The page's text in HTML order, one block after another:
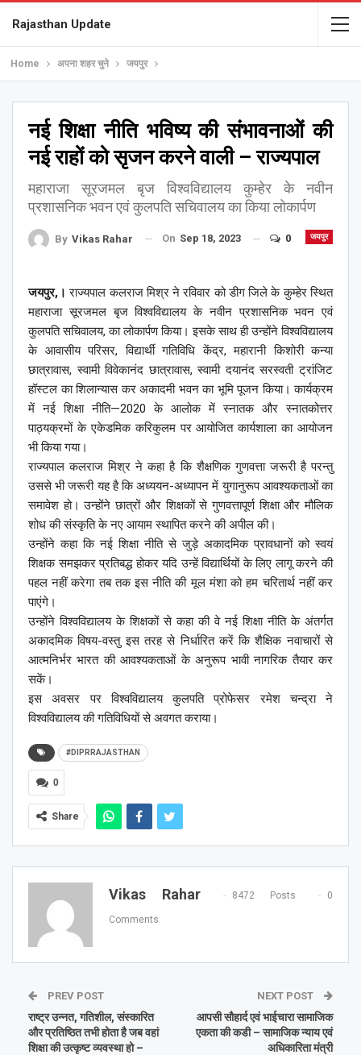
Rajasthan Update
Home अपना शहर चुने जयपुर
नई शिक्षा नीति भविष्य की संभावनाओं की
नई राहों को सृजन करने वाली – राज्यपाल
महाराजा सूरजमल बृज विश्वविद्यालय कुम्हेर के नवीन
प्रशासनिक भवन एवं कुलपति सचिवालय का किया लोकार्पण
जयपुर
By Vikas Rahar On Sep 18, 2023 0
जयपुर,। राज्यपाल कलराज मिश्र ने रविवार को डीग जिले के कुम्हेर स्थित
महाराजा सूरजमल बृज विश्वविद्यालय के नवीन प्रशासनिक भवन एवं
कुलपति सचिवालय, का लोकार्पण किया। इसके साथ ही उन्होंने विश्वविद्यालय
के आवासीय परिसर, विद्यार्थी गतिविधि केंद्र, महारानी किशोरी कन्या
छात्रावास, स्वामी विवेकानंद छात्रावास, स्वामी दयानंद सरस्वती ट्रांजिट
हॉस्टल का शिलान्यास कर अकादमी भवन का भूमि पूजन किया। कार्यक्रम
में नई शिक्षा नीति—2020 के आलोक में स्नातक और स्नातकोत्तर
पाठ्यक्रमों के एकेडमिक करिकुलम पर आयोजित कार्यशाला का आयोजन
भी किया गया।
राज्यपाल कलराज मिश्र ने कहा है कि शैक्षणिक गुणवत्ता जरूरी है परन्तु
उससे भी जरूरी यह है कि अध्ययन-अध्यापन में युगानुरूप आवश्यकताओं का
समावेश हो। उन्होंने छात्रों और शिक्षकों से गुणवत्तापूर्ण शिक्षा और मौलिक
शोध की संस्कृति के नए आयाम स्थापित करने की अपील की।
उन्होंने कहा कि नई शिक्षा नीति से जुड़े अकादमिक प्रावधानों को स्वयं
शिक्षक समझकर प्रतिबद्ध होकर यदि उन्हें विद्यार्थियों के लिए लागू करने की
पहल नहीं करेगा तब तक इस नीति की मूल मंशा को हम चरितार्थ नहीं कर
पाएंगे।
उन्होंने विश्वविद्यालय के शिक्षकों से कहा की वे नई शिक्षा नीति के अंतर्गत
अकादमिक विषय-वस्तु इस तरह से निर्धारित करें कि शैक्षिक नवाचारों से
आत्मनिर्भर भारत की आवश्यकताओं के अनुरूप भावी नागरिक तैयार कर
सकें।
इस अवसर पर विश्वविद्यालय कुलपति प्रोफेसर रमेश चन्द्रा ने
विश्वविद्यालय की गतिविधियों से अवगत कराया।
#DIPRRAJASTHAN
0
Share
Vikas Rahar 8472 Posts 0
Comments
PREV POST
राष्ट्र उन्नत, गतिशील, संस्कारित
और प्रतिष्ठित तभी होता है जब वहां
शिक्षा की उत्कृष्ट व्यवस्था हो –
NEXT POST
आपसी सौहार्द एवं भाईचारा सामाजिक
एकता की कडी – सामाजिक न्याय एवं
अधिकारिता मंत्री